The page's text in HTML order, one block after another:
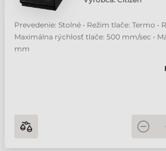
Prevedenie: Stolné • Režim tlače: Termo •
Maximálna rýchlosť tlače: 500 mm/sec •
mm